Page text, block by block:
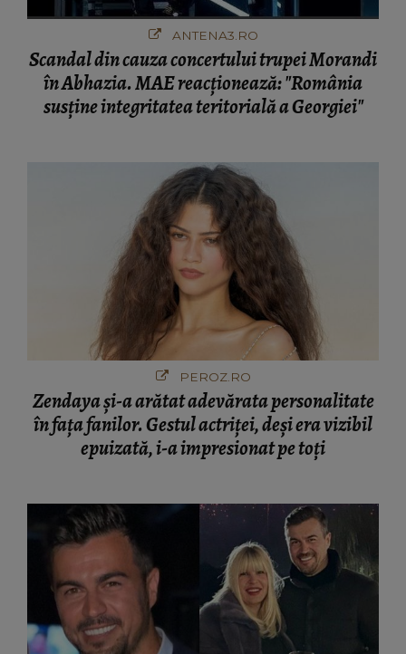
ANTENA3.RO
Scandal din cauza concertului trupei Morandi
în Abhazia. MAE reacționează: "România
susține integritatea teritorială a Georgiei"
PEROZ.RO
Zendaya și-a arătat adevărata personalitate
în fața fanilor. Gestul actriței, deși era vizibil
epuizată, i-a impresionat pe toți